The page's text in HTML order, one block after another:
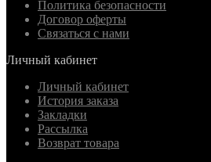
Политика безопасности
Договор оферты
Связаться с нами
Личный кабинет
Личный кабинет
История заказа
Закладки
Рассылка
Возврат товара